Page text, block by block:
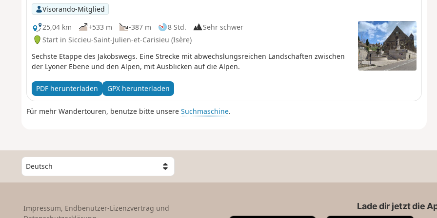
Visorando-Mitglied
25,04 km
+533 m -387 m 8 Std.
Sehr schwer
Start in Siccieu-Saint-Julien-et-Carisieu (Isère)
Sechste Etappe des Jakobswegs. Eine Strecke mit abwechslungsreichen Landschaften zwischen
der Lyoner Ebene und den Alpen, mit Ausblicken auf die Alpen.
PDF herunterladen GPX herunterladen
Für mehr Wandertouren, benutze bitte unsere Suchmaschine.
W
ä
h
eImpressum, Endbenutzer-Lizenzvertrag und
Lade dir jetzt die